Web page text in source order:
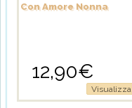
Con Amore Nonna
12,90€
Visualizza